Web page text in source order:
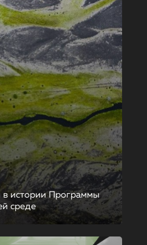
в истории Программы
среде